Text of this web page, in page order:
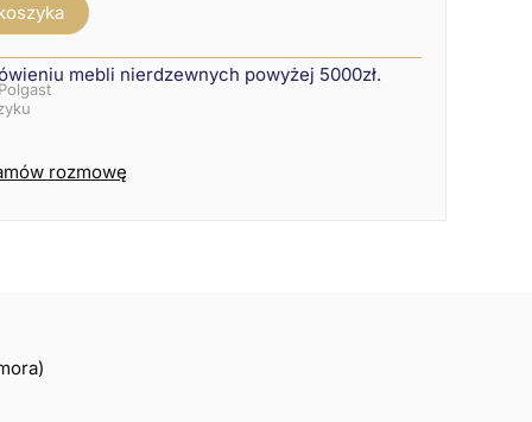
mebli nierdzewnych powyżej 5000zł.
rozmowę